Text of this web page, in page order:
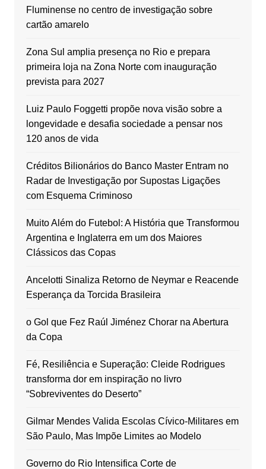
Fluminense no centro de investigação sobre
cartão amarelo
Zona Sul amplia presença no Rio e prepara
primeira loja na Zona Norte com inauguração
prevista para 2027
Luiz Paulo Foggetti propõe nova visão sobre a
longevidade e desafia sociedade a pensar nos
120 anos de vida
Créditos Bilionários do Banco Master Entram no
Radar de Investigação por Supostas Ligações
com Esquema Criminoso
Muito Além do Futebol: A História que Transformou
Argentina e Inglaterra em um dos Maiores
Clássicos das Copas
Ancelotti Sinaliza Retorno de Neymar e Reacende
Esperança da Torcida Brasileira
o Gol que Fez Raúl Jiménez Chorar na Abertura
da Copa
Fé, Resiliência e Superação: Cleide Rodrigues
transforma dor em inspiração no livro
“Sobreviventes do Deserto”
Gilmar Mendes Valida Escolas Cívico-Militares em
São Paulo, Mas Impõe Limites ao Modelo
Governo do Rio Intensifica Corte de